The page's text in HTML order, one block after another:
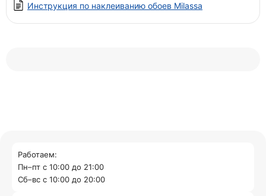
Инструкция по наклеиванию обоев Milassa
Работаем:
Пн–пт с 10:00 до 21:00
Cб–вс с 10:00 до 20:00